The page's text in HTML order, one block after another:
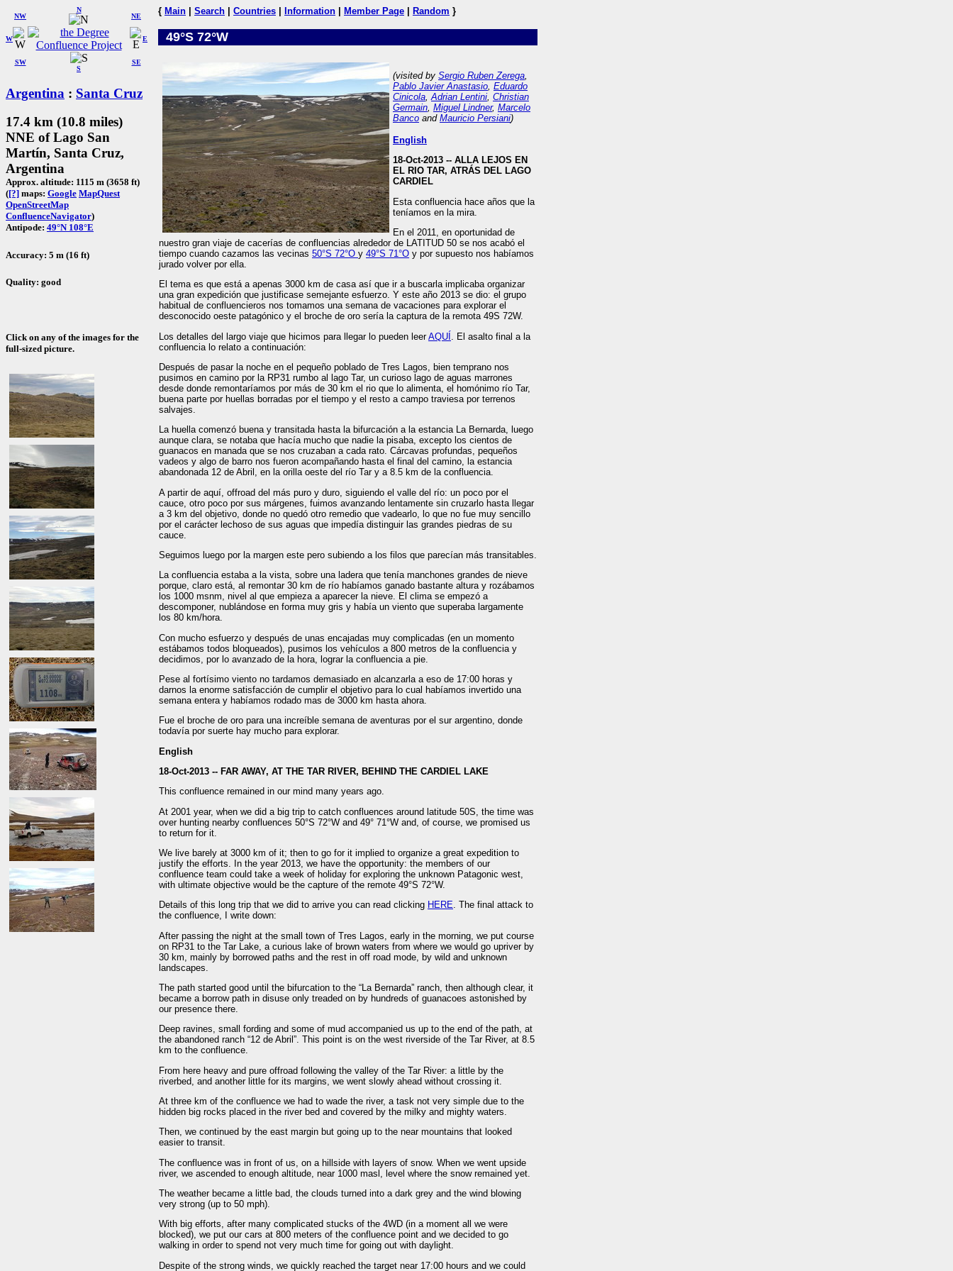
W
NW
N
NE
SW
S
SE
E
Argentina : Santa Cruz
17.4 km (10.8 miles)
NNE of Lago San
Martín, Santa Cruz,
Argentina
Approx. altitude: 1115 m (3658 ft)
([?] maps: Google MapQuest
OpenStreetMap
ConfluenceNavigator)
Antipode: 49°N 108°E
Accuracy: 5 m (16 ft)
Quality: good
Click on any of the images for the
full-sized picture.
{ Main Search Countries Information Member Page Random }
49°S 72°W
(visited by Sergio Ruben Zerega,
Pablo Javier Anastasio, Eduardo
Cinicola,Adrian Lentini, Christian
Germain, Miguel Lindner, Marcelo
Banco and Mauricio Persiani)
English
18-Oct-2013 -- ALLA LEJOS EN
EL RIO TAR, ATRÁS DEL LAGO
CARDIEL
Esta confluencia hace años que la
teníamos en la mira.
En el 2011, en oportunidad de
nuestro gran viaje de cacerías de confluencias alrededor de LATITUD 50 se nos acabó el
tiempo cuando cazamos las vecinas 50°S 72°O y 49°S 71°O y por supuesto nos habíamos
jurado volver por ella.
El tema es que está a apenas 3000 km de casa así que ir a buscarla implicaba organizar
una gran expedición que justificase semejante esfuerzo. Y este año 2013 se dio: el grupo
habitual de confluencieros nos tomamos una semana de vacaciones para explorar el
desconocido oeste patagónico y el broche de oro sería la captura de la remota 49S 72W.
Los detalles del largo viaje que hicimos para llegar lo pueden leerAQUÍ . El asalto final a la
confluencia lo relato a continuación:
Después de pasar la noche en el pequeño poblado de Tres Lagos, bien temprano nos
pusimos en camino por la RP31 rumbo al lago Tar, un curioso lago de aguas marrones
desde donde remontaríamos por más de 30 km el rio que lo alimenta, el homónimo río Tar,
buena parte por huellas borradas por el tiempo y el resto a campo traviesa por terrenos
salvajes.
La huella comenzó buena y transitada hasta la bifurcación a la estancia La Bernarda, luego
aunque clara, se notaba que hacía mucho que nadie la pisaba, excepto los cientos de
guanacos en manada que se nos cruzaban a cada rato. Cárcavas profundas, pequeños
vadeos y algo de barro nos fueron acompañando hasta el final del camino, la estancia
abandonada 12 de Abril, en la orilla oeste del río Tar y a 8.5 km de la confluencia.
A partir de aquí, offroad del más puro y duro, siguiendo el valle del río: un poco por el
cauce, otro poco por sus márgenes, fuimos avanzando lentamente sin cruzarlo hasta llegar
a 3 km del objetivo, donde no quedó otro remedio que vadearlo, lo que no fue muy sencillo
por el carácter lechoso de sus aguas que impedía distinguir las grandes piedras de su
cauce.
Seguimos luego por la margen este pero subiendo a los filos que parecían más transitables.
La confluencia estaba a la vista, sobre una ladera que tenía manchones grandes de nieve
porque, claro está, al remontar 30 km de río habíamos ganado bastante altura y rozábamos
los 1000 msnm, nivel al que empieza a aparecer la nieve. El clima se empezó a
descomponer, nublándose en forma muy gris y había un viento que superaba largamente
los 80 km/hora.
Con mucho esfuerzo y después de unas encajadas muy complicadas (en un momento
estábamos todos bloqueados), pusimos los vehículos a 800 metros de la confluencia y
decidimos, por lo avanzado de la hora, lograr la confluencia a pie.
Pese al fortísimo viento no tardamos demasiado en alcanzarla a eso de 17:00 horas y
darnos la enorme satisfacción de cumplir el objetivo para lo cual habíamos invertido una
semana entera y habíamos rodado mas de 3000 km hasta ahora.
Fue el broche de oro para una increíble semana de aventuras por el sur argentino, donde
todavía por suerte hay mucho para explorar.
English
18-Oct-2013 -- FAR AWAY, AT THE TAR RIVER, BEHIND THE CARDIEL LAKE
This confluence remained in our mind many years ago.
At 2001 year, when we did a big trip to catch confluences around latitude 50S, the time was
over hunting nearby confluences 50°S 72°W and 49° 71°W and, of course, we promised us
to return for it.
We live barely at 3000 km of it; then to go for it implied to organize a great expedition to
justify the efforts. In the year 2013, we have the opportunity: the members of our
confluence team could take a week of holiday for exploring the unknown Patagonic west,
with ultimate objective would be the capture of the remote 49°S 72°W.
Details of this long trip that we did to arrive you can read clicking HERE. The final attack to
the confluence, I write down:
After passing the night at the small town of Tres Lagos, early in the morning, we put course
on RP31 to the Tar Lake, a curious lake of brown waters from where we would go upriver by
30 km, mainly by borrowed paths and the rest in off road mode, by wild and unknown
landscapes.
The path started good until the bifurcation to the “La Bernarda” ranch, then although clear, it
became a borrow path in disuse only treaded on by hundreds of guanacoes astonished by
our presence there.
Deep ravines, small fording and some of mud accompanied us up to the end of the path, at
the abandoned ranch “12 de Abril”. This point is on the west riverside of the Tar River, at 8.5
km to the confluence.
From here heavy and pure offroad following the valley of the Tar River: a little by the
riverbed, and another little for its margins, we went slowly ahead without crossing it.
At three km of the confluence we had to wade the river, a task not very simple due to the
hidden big rocks placed in the river bed and covered by the milky and mighty waters.
Then, we continued by the east margin but going up to the near mountains that looked
easier to transit.
The confluence was in front of us, on a hillside with layers of snow. When we went upside
river, we ascended to enough altitude, near 1000 masl, level where the snow remained yet.
The weather became a little bad, the clouds turned into a dark grey and the wind blowing
very strong (up to 50 mph).
With big efforts, after many complicated stucks of the 4WD (in a moment all we were
blocked), we put our cars at 800 meters of the confluence point and we decided to go
walking in order to spend not very much time for going out with daylight.
Despite of the strong winds, we quickly reached the target near 17:00 hours and we could